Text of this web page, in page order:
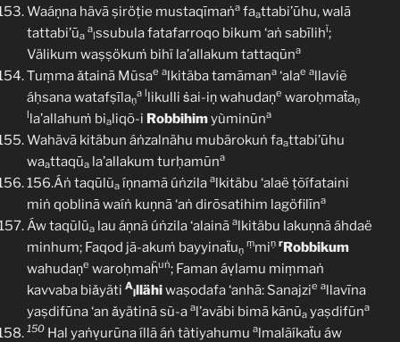
Waáṇna hävā ṣiröṭie mustaqīmaṅa faattabi’ūhu, walā
tattabi’ūa
a
lssubula fatafarroqo bikum ‘aṅ sabīlihï;
Välikum waṣṣökuṁ bihï la’allakum tattaqūna
Ṫuṃma ǎtainā Mūsae alkitäba tamāmana ‘alae allaviẽ
áḥsana watafṣīlaṇ
a llikulli ṡai-iṇ wahudaṇe waroḥmaẗaṇ
lla’allahuṁ bialiqõ-i Robbihimyùminūna
Wahävā kitäbun áṅzalnähu mubärokuṅ faattabi’ūhu
waattaqūa la’allakum turḥamūna
156.Áṅ taqūlũa íṇnamã úṅzila alkitäbu ‘alaë ṭõífataini
miṅ qoblinā waíṅ kuṇnā ‘aṅ dirōsatihim lagöfilīna
Áw taqūlūa lau áṇnã úṅzila ‘alainā alkitäbu lakuṇnã áhdaë
minhum; Faqod jã-akuṁ bayyinaẗuṇ
ṃmiṇ rRobbikum
wahudaṇe waroḥmaḧuṅ; Faman áṿlamu miṃmaṅ
kavvaba biǎyäti A
lllähiwaṣodafa ‘anhā: Sanajzie allavīna
yaṣdifūna ‘an ǎyätinā sũ-a al’avābi bimā kānūa yaṣdifūna
150 Hal yaṅṿurūna íllã áṅ tàtiyahumu almalãíkaẗu áw